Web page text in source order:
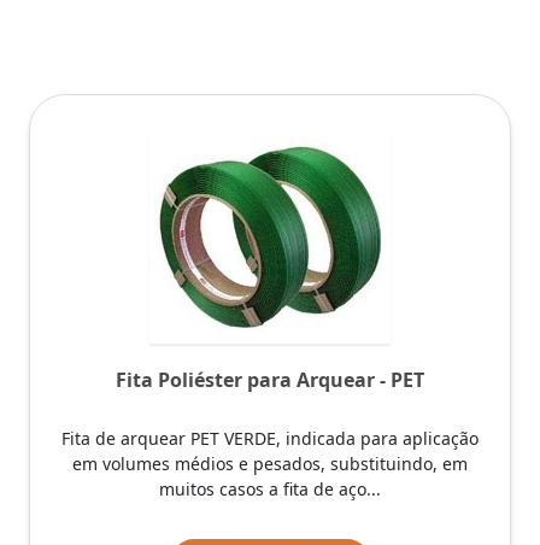
Fita Poliéster para Arquear - PET
Fita de arquear PET VERDE, indicada para aplicação
em volumes médios e pesados, substituindo, em
muitos casos a fita de aço...